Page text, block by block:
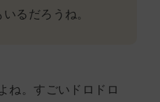
るだろうね。
ね。すごいドロドロ